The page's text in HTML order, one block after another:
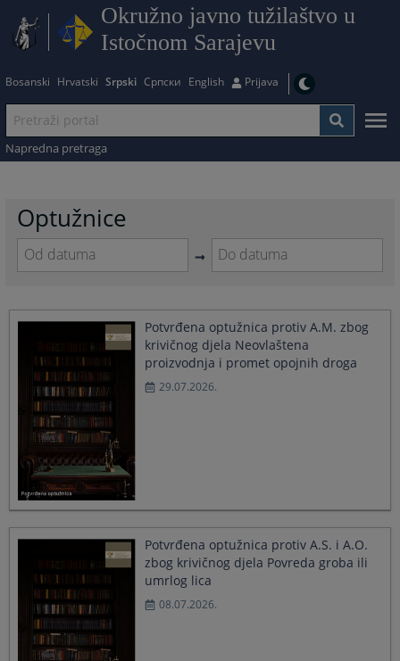
Okružno javno tužilaštvo u
Istočnom Sarajevu
Bosanski Hrvatski Srpski Српски English Prijava
Napredna pretraga
Optužnice
to
the
calendar
and
select
date.
Press
the
question
mark
key
the
keyboard
shortcuts
for
changing
to
interact
with
the
calendar
mark
key
to
get
keyboard
Potvrđena optužnica protiv A.M. zbog
krivičnog djela Neovlaštena
proizvodnja i promet opojnih droga
29.07.2026.
Potvrđena optužnica protiv A.S. i A.O.
zbog krivičnog djela Povreda groba ili
umrlog lica
08.07.2026.